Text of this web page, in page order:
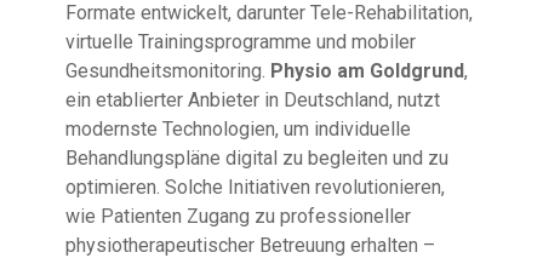
Formate entwickelt, darunter Tele-Rehabilitation,
virtuelle Trainingsprogramme und mobiler
Gesundheitsmonitoring. Physio am Goldgrund,
ein etablierter Anbieter in Deutschland, nutzt
modernste Technologien, um individuelle
Behandlungspläne digital zu begleiten und zu
optimieren. Solche Initiativen revolutionieren,
wie Patienten Zugang zu professioneller
physiotherapeutischer Betreuung erhalten –